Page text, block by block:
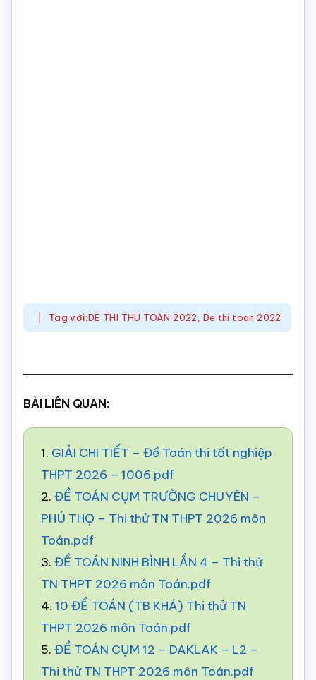
Tag với:DE THI THU TOAN 2022, De thi toan 2022
BÀI LIÊN QUAN:
1. GIẢI CHI TIẾT – Đề Toán thi tốt nghiệp
THPT 2026 – 1006.pdf
2. ĐỀ TOÁN CỤM TRƯỜNG CHUYÊN –
PHÚ THỌ – Thi thử TN THPT 2026 môn
Toán.pdf
3. ĐỀ TOÁN NINH BÌNH LẦN 4 – Thi thử
TN THPT 2026 môn Toán.pdf
4. 10 ĐỀ TOÁN (TB KHÁ) Thi thử TN
THPT 2026 môn Toán.pdf
5. ĐỀ TOÁN CỤM 12 – DAKLAK – L2 –
Thi thử TN THPT 2026 môn Toán.pdf